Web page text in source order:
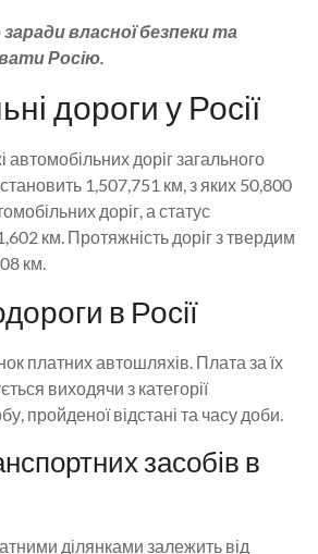
власної безпеки та
Росію.
дороги у Росії
доріг загального
1,507,751 км, з яких 50,800
доріг, а статус
км. Протяжність доріг з твердим
км.
в Росії
платних автошляхів. Плата за їх
виходячи з категорії
пройденої відстані та часу доби.
засобів в
ділянками залежить від